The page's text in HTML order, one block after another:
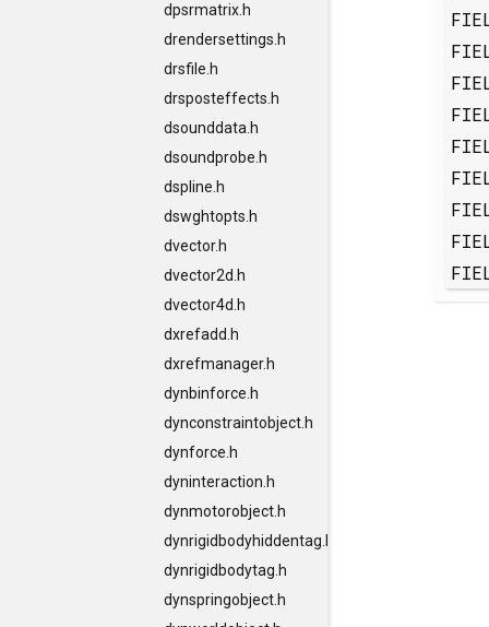
dpsrmatrix.h
drendersettings.h
drsfile.h
drsposteffects.h
dsounddata.h
dsoundprobe.h
dspline.h
dswghtopts.h
dvector.h
dvector2d.h
dvector4d.h
dxrefadd.h
dxrefmanager.h
dynbinforce.h
dynconstraintobject.h
dynforce.h
dyninteraction.h
dynmotorobject.h
dynrigidbodyhiddentag.h
dynrigidbodytag.h
dynspringobject.h